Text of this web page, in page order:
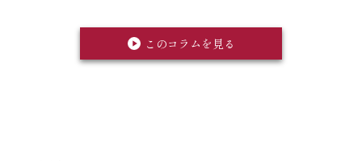
このコラムを見る